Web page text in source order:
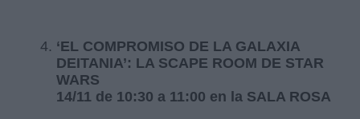
‘EL COMPROMISO DE LA GALAXIA
DEITANIA’: LA SCAPE ROOM DE STAR
WARS
14/11 de 10:30 a 11:00 en la SALA ROSA